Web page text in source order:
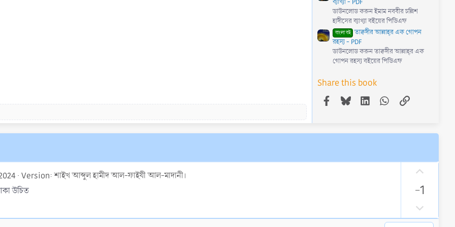
ডাউনলোড করুন ইমাম নববীর চল্লিশ
হাদীসের ব্যাখ্যা বইয়ের পিডিএফ
বাংলা বই তাক্বদীর আল্লাহ্‌র এক গোপন
রহস্য - PDF
ডাউনলোড করুন তাক্বদীর আল্লাহ্‌র এক
গোপন রহস্য বইয়ের পিডিএফ
Share this book
Facebook
BlueskyLinkedInWhatsApp
Link
Version: শাইখ আব্দুল হামীদ আল-ফাইযী আল-মাদানী।
উচিত
t
-1
o